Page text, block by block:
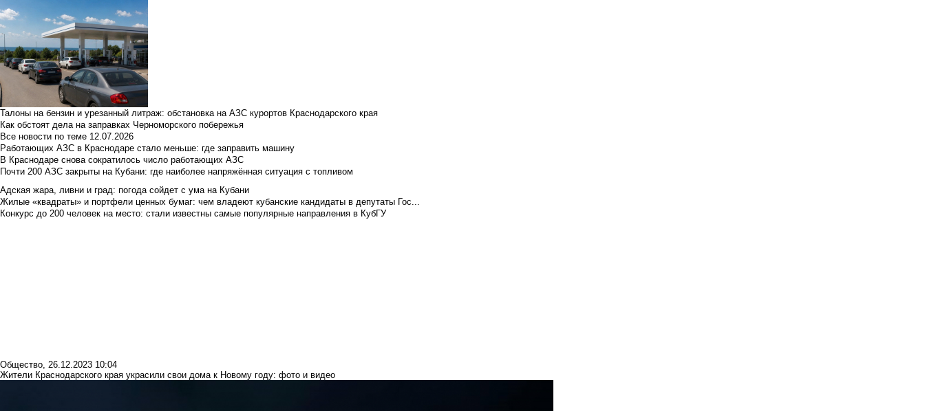
Талоны на бензин и урезанный литраж: обстановка на АЗС курортов Краснодарского края
Как обстоят дела на заправках Черноморского побережья
Все новости по теме 12.07.2026
Работающих АЗС в Краснодаре стало меньше: где заправить машину
В Краснодаре снова сократилось число работающих АЗС
Почти 200 АЗС закрыты на Кубани: где наиболее напряжённая ситуация с топливом
Адская жара, ливни и град: погода сойдет с ума на Кубани
Жилые «квадраты» и портфели ценных бумаг: чем владеют кубанские кандидаты в депутаты Гос...
Конкурс до 200 человек на место: стали известны самые популярные направления в КубГУ
Общество, 26.12.2023 10:04
Жители Краснодарского края украсили свои дома к Новому году: фото и видео